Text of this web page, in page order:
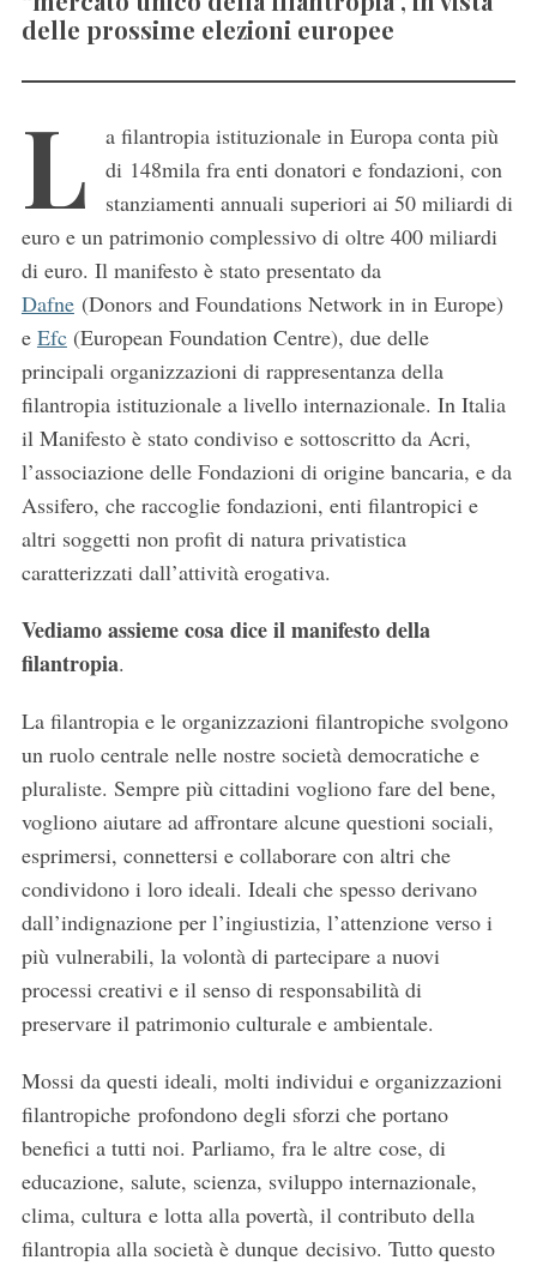
delle prossime elezioni europee
L
a filantropia istituzionale in Europa conta più
di 148mila fra enti donatori e fondazioni, con
stanziamenti annuali superiori ai 50 miliardi di
euro e un patrimonio complessivo di oltre 400 miliardi
di euro. Il manifesto è stato presentato da
Dafne(Donors and Foundations Network in in Europe)
e Efc(European Foundation Centre), due delle
principali organizzazioni di rappresentanza della
filantropia istituzionale a livello internazionale. In Italia
il Manifesto è stato condiviso e sottoscritto da Acri,
l’associazione delle Fondazioni di origine bancaria, e da
Assifero, che raccoglie fondazioni, enti filantropici e
altri soggetti non profit di natura privatistica
caratterizzati dall’attività erogativa.
Vediamo assieme cosa dice il manifesto della
filantropia.
La filantropia e le organizzazioni filantropiche svolgono
un ruolo centrale nelle nostre società democratiche e
pluraliste. Sempre più cittadini vogliono fare del bene,
vogliono aiutare ad affrontare alcune questioni sociali,
esprimersi, connettersi e collaborare con altri che
condividono i loro ideali. Ideali che spesso derivano
dall’indignazione per l’ingiustizia, l’attenzione verso i
più vulnerabili, la volontà di partecipare a nuovi
processi creativi e il senso di responsabilità di
preservare il patrimonio culturale e ambientale.
Mossi da questi ideali, molti individui e organizzazioni
filantropiche profondono degli sforzi che portano
benefici a tutti noi. Parliamo, fra le altre cose, di
educazione, salute, scienza, sviluppo internazionale,
clima, cultura e lotta alla povertà, il contributo della
filantropia alla società è dunque decisivo. Tutto questo